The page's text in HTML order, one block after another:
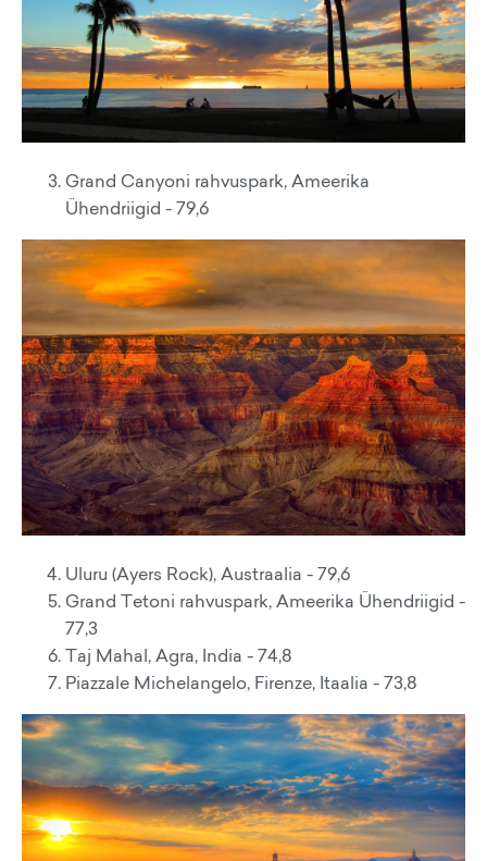
Grand Canyoni rahvuspark, Ameerika
Ühendriigid - 79,6
Uluru (Ayers Rock), Austraalia - 79,6
Grand Tetoni rahvuspark, Ameerika Ühendriigid -
77,3
Taj Mahal, Agra, India - 74,8
Piazzale Michelangelo, Firenze, Itaalia - 73,8